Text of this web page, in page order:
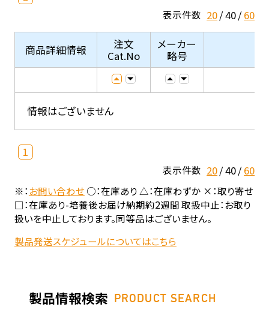
表示件数 20 40 60
商品詳細情報
注文
Cat.No
メーカー
略号
情報はございません
1
表示件数 20 40 60
※：お問い合わせ○：在庫あり △：在庫わずか ×：取り寄せ
□：在庫あり-培養後お届け納期約2週間 取扱中止：お取り
扱いを中止しております。同等品はございません。
製品発送スケジュールについてはこちら
製品情報検索 PRODUCT SEARCH